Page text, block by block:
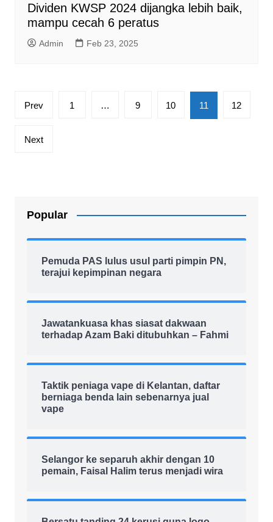
Dividen KWSP 2024 dijangka lebih baik,
mampu cecah 6 peratus
Admin Feb 23, 2025
Posts
Prev 1 … 9 10 11 12
Next
Popular
Pemuda PAS lulus usul parti pimpin PN,
terajui kepimpinan negara
Jawatankuasa khas siasat dakwaan
terhadap Azam Baki ditubuhkan – Fahmi
Taktik peniaga vape di Kelantan, daftar
berniaga benda lain sebenarnya jual
vape
Selangor ke separuh akhir dengan 10
pemain, Faisal Halim terus menjadi wira